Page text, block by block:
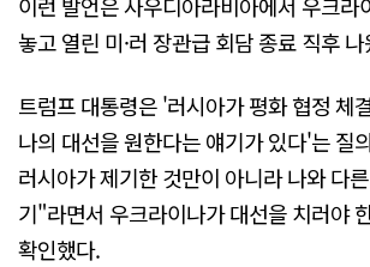
놓고 열린 미·러 장관급 회담 종료 직후
트럼프 대통령은 '러시아가 평화 협정 체
나의 대선을 원한다는 얘기가 있다'는 질
러시아가 제기한 것만이 아니라 나와 다
기"라면서 우크라이나가 대선을 치러야
확인했다.